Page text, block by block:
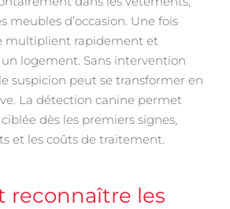
meubles d’occasion. Une fois
multiplient rapidement et
logement. Sans intervention
suspicion peut se transformer en
La détection canine permet
dès les premiers signes,
et les coûts de traitement.
reconnaître les